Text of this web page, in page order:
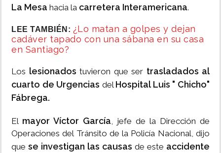
La Mesa hacia la carretera Interamericana.
LEE TAMBIÉN: ¿Lo matan a golpes y dejan
cadáver tapado con una sábana en su casa
en Santiago?
Los lesionados tuvieron que ser trasladados al
cuarto de Urgencias del Hospital Luis " Chicho"
Fábrega.
El mayor Víctor García, jefe de la Dirección de
Operaciones del Tránsito de la Policía Nacional, dijo
que se investigan las causas de este accidente